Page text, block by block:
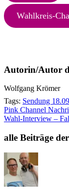
Wahlkreis-
Autorin/Autor
Wolfgang Krömer
Tags: Sendung
Pink Channel
Wahl-Interview –
alle Beiträge